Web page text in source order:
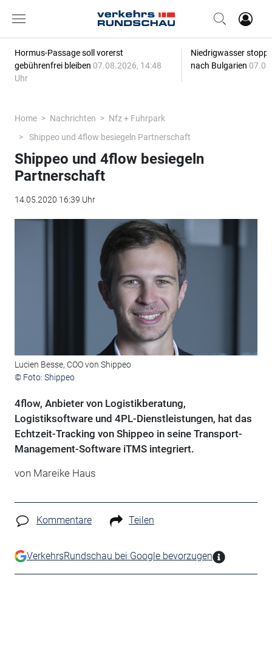
Hormus-Passage soll vorerst
gebührenfrei bleiben 07.08.2026, 14:48
Uhr
Niedrigwasser
nach Bulgarien
Home Nachrichten
Nfz + Fuhrpark
Shippeo und 4flow besiegeln Partnerschaft
Shippeo und 4flow besiegeln
Partnerschaft
14.05.2020 16:39 Uhr
Lucien Besse, COO von Shippeo
© Foto: Shippeo
4flow, Anbieter von Logistikberatung,
Logistiksoftware und 4PL-Dienstleistungen, hat das
Echtzeit-Tracking von Shippeo in seine Transport-
Management-Software iTMS integriert.
von Mareike Haus
Kommentare Teilen
VerkehrsRundschau bei Google bevorzugen